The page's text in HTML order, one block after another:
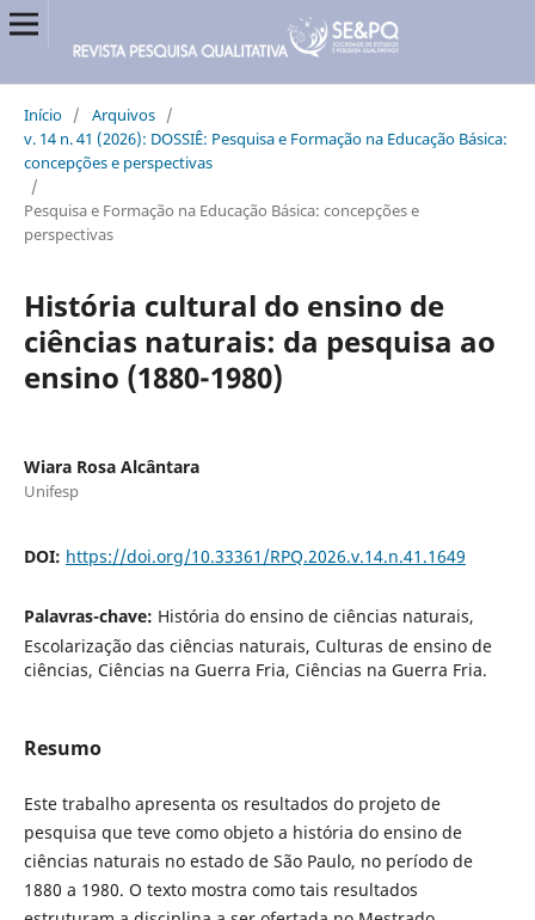
Início / Arquivos /
v. 14 n. 41 (2026): DOSSIÊ: Pesquisa e Formação na Educação Básica:
concepções e perspectivas
/
Pesquisa e Formação na Educação Básica: concepções e
perspectivas
História cultural do ensino de
ciências naturais: da pesquisa ao
ensino (1880-1980)
Wiara Rosa Alcântara
Unifesp
DOI: https://doi.org/10.33361/RPQ.2026.v.14.n.41.1649
Palavras-chave: História do ensino de ciências naturais,
Escolarização das ciências naturais, Culturas de ensino de
ciências, Ciências na Guerra Fria, Ciências na Guerra Fria.
Resumo
Este trabalho apresenta os resultados do projeto de
pesquisa que teve como objeto a história do ensino de
ciências naturais no estado de São Paulo, no período de
1880 a 1980. O texto mostra como tais resultados